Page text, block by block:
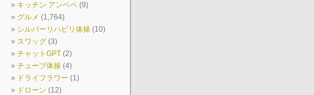
キッチン アンベベ (9)
グルメ (1,764)
シルバーリハビリ体操 (10)
スワッグ (3)
チャットGPT (2)
チューブ体操 (4)
ドライフラワー (1)
ドローン (12)